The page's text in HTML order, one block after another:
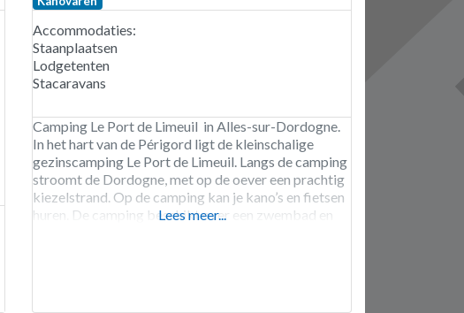
Accommodaties:
Staanplaatsen
Lodgetenten
Stacaravans
Camping Le Port de Limeuil in Alles-sur-Dordogne.
In het hart van de Périgord ligt de kleinschalige
gezinscamping Le Port de Limeuil. Langs de camping
stroomt de Dordogne, met op de oever een prachtig
kiezelstrand. Op de camping kan je kano’s en fietsen
huren. De camping beschikt over een zwembad en
Lees meer...